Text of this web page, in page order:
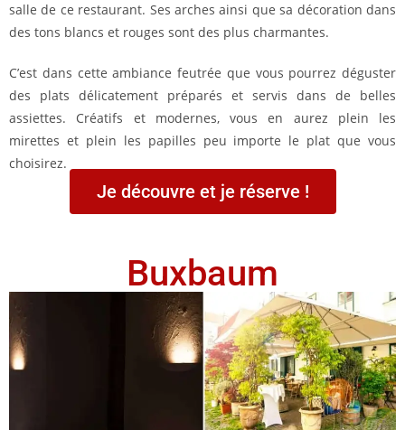
salle de ce restaurant. Ses arches ainsi que sa décoration dans
des tons blancs et rouges sont des plus charmantes.
C’est dans cette ambiance feutrée que vous pourrez déguster
des plats délicatement préparés et servis dans de belles
assiettes. Créatifs et modernes, vous en aurez plein les
mirettes et plein les papilles peu importe le plat que vous
choisirez.
Je découvre et je réserve !
Buxbaum